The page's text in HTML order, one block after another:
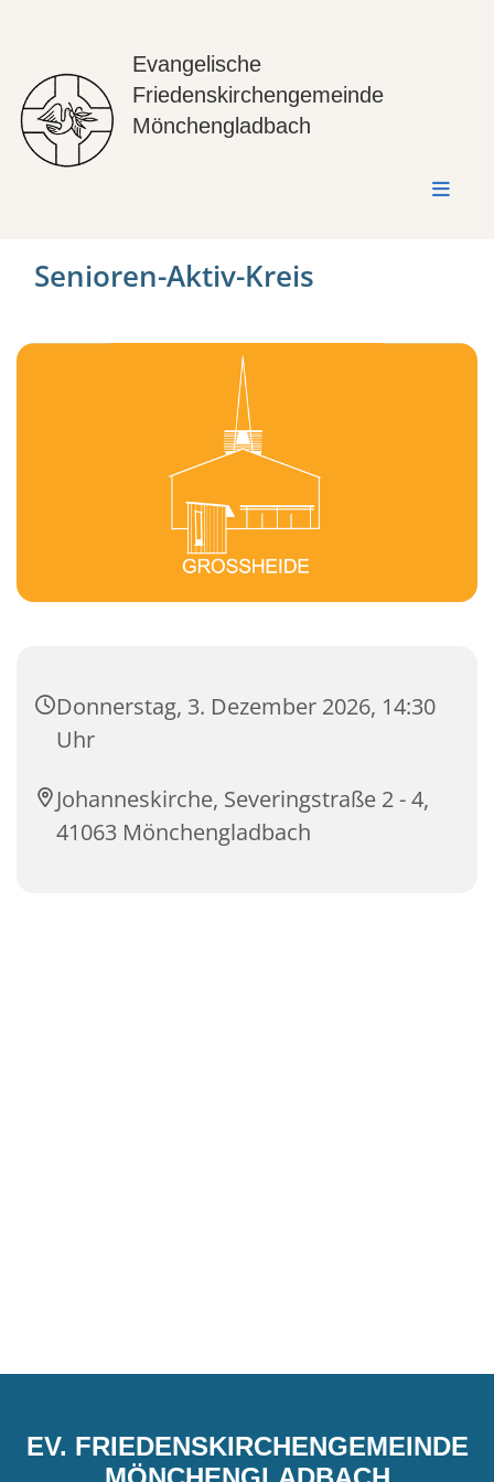
Evangelische
Friedenskirchengemeinde
Mönchengladbach
Senioren-Aktiv-Kreis
Donnerstag, 3. Dezember 2026, 14:30
Uhr
Johanneskirche, Severingstraße 2 - 4,
41063 Mönchengladbach
EV. FRIEDENSKIRCHENGEMEINDE